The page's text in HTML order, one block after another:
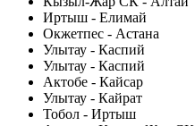
Иртыш - Елимай
Окжетпес - Астана
Улытау - Каспий
Улытау - Каспий
Актобе - Кайсар
Улытау - Кайрат
Тобол - Иртыш